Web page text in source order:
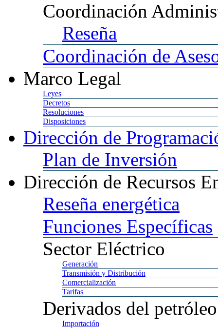
Coordinación
Reseña
Coordinación de
Marco Legal
Leyes
Decretos
Resoluciones
Disposiciones
Dirección de
Plan de Inversión
Dirección de Recursos
Reseña energética
Funciones Específicas
Sector Eléctrico
Generación
Transmisión y Distribución
Comercialización
Tarifas
Derivados del petróleo
Importación